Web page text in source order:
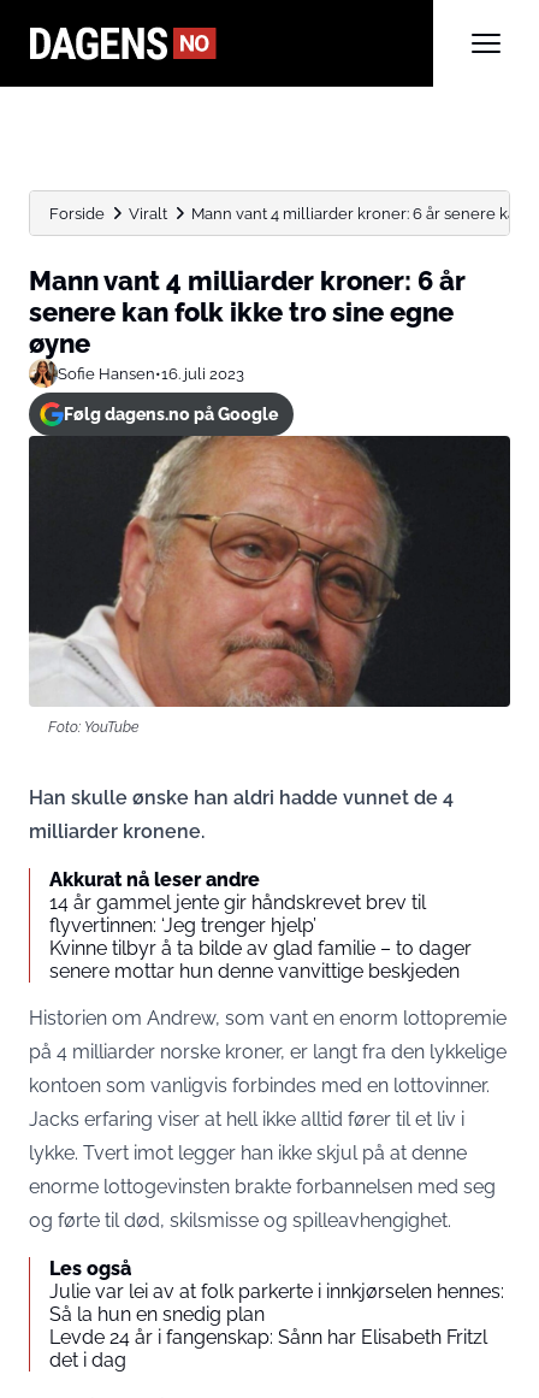
Forside Viralt Mann vant 4 milliarder kroner: 6 år senere kan
Mann vant 4 milliarder kroner: 6 år
senere kan folk ikke tro sine egne
øyne
Sofie Hansen•16. juli 2023
Følg dagens.no på Google
Foto: YouTube
Han skulle ønske han aldri hadde vunnet de 4
milliarder kronene.
Akkurat nå leser andre
14 år gammel jente gir håndskrevet brev til
flyvertinnen: ‘Jeg trenger hjelp’
Kvinne tilbyr å ta bilde av glad familie – to dager
senere mottar hun denne vanvittige beskjeden
Historien om Andrew, som vant en enorm lottopremie
på 4 milliarder norske kroner, er langt fra den lykkelige
kontoen som vanligvis forbindes med en lottovinner.
Jacks erfaring viser at hell ikke alltid fører til et liv i
lykke. Tvert imot legger han ikke skjul på at denne
enorme lottogevinsten brakte forbannelsen med seg
og førte til død, skilsmisse og spilleavhengighet.
Les også
Julie var lei av at folk parkerte i innkjørselen hennes:
Så la hun en snedig plan
Levde 24 år i fangenskap: Sånn har Elisabeth Fritzl
det i dag